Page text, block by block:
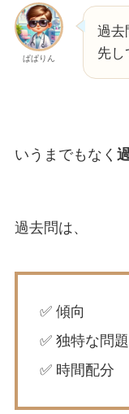
ぱぱりん
過去
先し
いうまでもなく
過去問は、
✅ 傾向
✅ 独特な問
✅ 時間配分